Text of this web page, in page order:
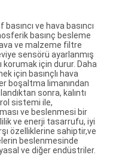
ve hava basıncı
basınç besleme
ve malzeme filtre
sensörü ayarlanmış
korumak için durur. Daha
için basınçlı hava
boşaltma limanından
sonra, kalıntı
sistemi ile,
ve beslenmesi bir
ve enerji tasarrufu, iyi
özelliklerine sahiptir,ve
beslenmesinde
ve diğer endüstriler.